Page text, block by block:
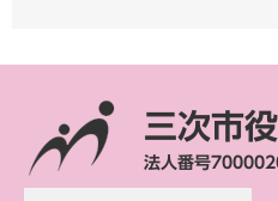
三次市
法人番号